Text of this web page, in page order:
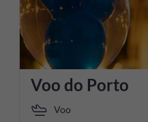
Voo do Porto
Voo